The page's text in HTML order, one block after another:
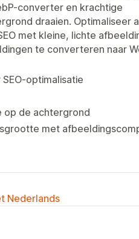
converter en krachtige
draaien. Optimaliseer
met kleine, lichte
te converteren naar
optimalisatie
op de achtergrond
met
Nederlands